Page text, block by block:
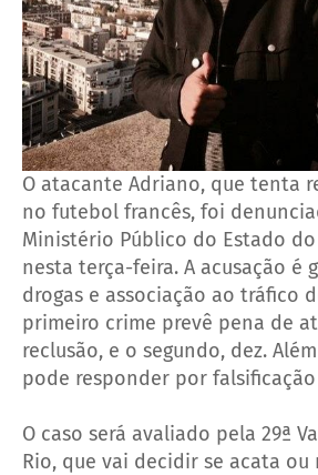
O atacante Adriano, que tenta
no futebol francês, foi
Ministério Público do Estado do
nesta terça-feira. A acusação é
drogas e associação ao tráfico
primeiro crime prevê pena de
reclusão, e o segundo, dez.
pode responder por
O caso será avaliado pela 29ª
Rio, que vai decidir se acata ou